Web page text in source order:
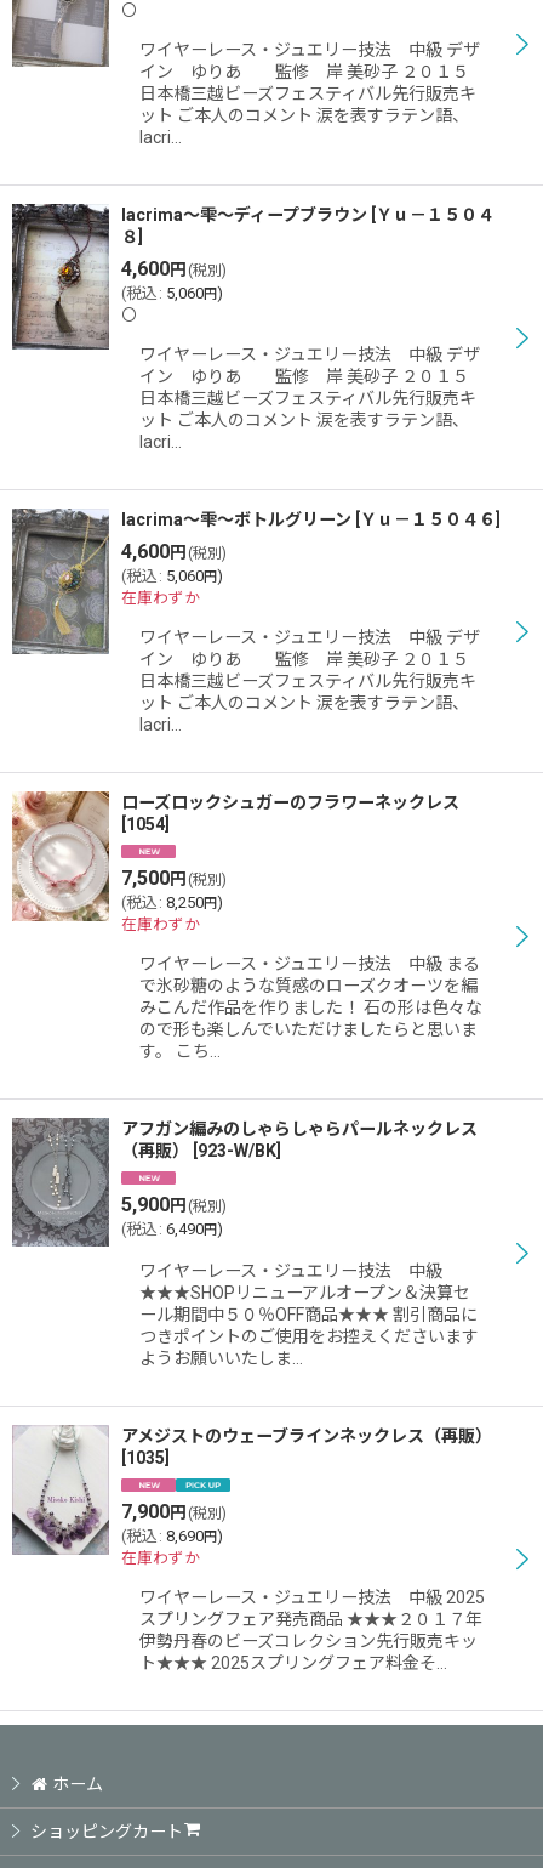
〇
ワイヤーレース・ジュエリー技法 中級 デザ
イン ゆりあ 監修 岸 美砂子 ２０１５
日本橋三越ビーズフェスティバル先行販売キ
ット ご本人のコメント 涙を表すラテン語、
lacri…
lacrima〜雫〜ディープブラウン
Ｙｕ－１５０４
８
4,600円 (税別)
(税込 : 5,060円)
〇
ワイヤーレース・ジュエリー技法 中級 デザ
イン ゆりあ 監修 岸 美砂子 ２０１５
日本橋三越ビーズフェスティバル先行販売キ
ット ご本人のコメント 涙を表すラテン語、
lacri…
lacrima〜雫〜ボトルグリーン Ｙｕ－１５０４６
4,600円 (税別)
(税込 : 5,060円)
在庫わずか
ワイヤーレース・ジュエリー技法 中級 デザ
イン ゆりあ 監修 岸 美砂子 ２０１５
日本橋三越ビーズフェスティバル先行販売キ
ット ご本人のコメント 涙を表すラテン語、
lacri…
ローズロックシュガーのフラワーネックレス
1054
7,500円 (税別)
(税込 : 8,250円)
在庫わずか
ワイヤーレース・ジュエリー技法 中級 まる
で氷砂糖のような質感のローズクオーツを編
みこんだ作品を作りました！ 石の形は色々な
ので形も楽しんでいただけましたらと思いま
す。 こち…
アフガン編みのしゃらしゃらパールネックレス
（再販）
923-W/BK
5,900円 (税別)
(税込 : 6,490円)
ワイヤーレース・ジュエリー技法 中級
★★★SHOPリニューアルオープン＆決算セ
ール期間中５０％OFF商品★★★ 割引商品に
つきポイントのご使用をお控えくださいます
ようお願いいたしま…
アメジストのウェーブラインネックレス（再販）
1035
7,900円 (税別)
(税込 : 8,690円)
在庫わずか
ワイヤーレース・ジュエリー技法 中級 2025
スプリングフェア発売商品 ★★★２０１７年
伊勢丹春のビーズコレクション先行販売キッ
ト★★★ 2025スプリングフェア料金そ…
ホーム
ショッピングカート